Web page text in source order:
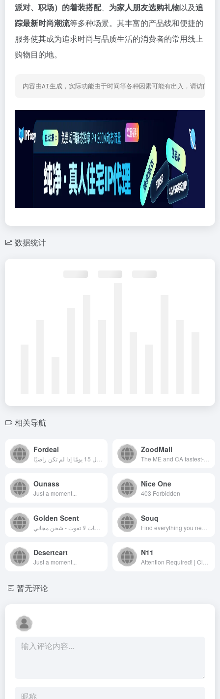
派对、职场）的着装搭配、 为家人朋友选购礼物以及追
踪最新时尚潮流等多种场景。其丰富的产品线和便捷的
服务使其成为追求时尚与品质生活的消费者的常用线上
购物目的地。
内容由AI生成，实际功能由于时间等各种因素可能有出入，请访问网
数据统计
相关导航
Fordeal ZoodMall
Ounass
Just a moment...
Nice One
403 Forbidden
Golden Scent Souq
Desertcart
Just a moment...
N11
暂无评论